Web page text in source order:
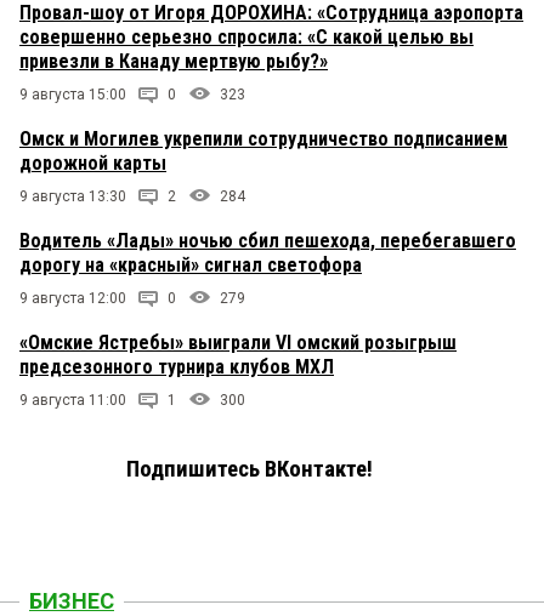
Провал-шоу от Игоря ДОРОХИНА: «Сотрудница аэропорта
совершенно серьезно спросила: «С какой целью вы
привезли в Канаду мертвую рыбу?»
9 августа 15:00 0 323
Омск и Могилев укрепили сотрудничество подписанием
дорожной карты
9 августа 13:30 2 284
Водитель «Лады» ночью сбил пешехода, перебегавшего
дорогу на «красный» сигнал светофора
9 августа 12:00 0 279
«Омские Ястребы» выиграли VI омский розыгрыш
предсезонного турнира клубов МХЛ
9 августа 11:00 1 300
Подпишитесь ВКонтакте!
БИЗНЕС